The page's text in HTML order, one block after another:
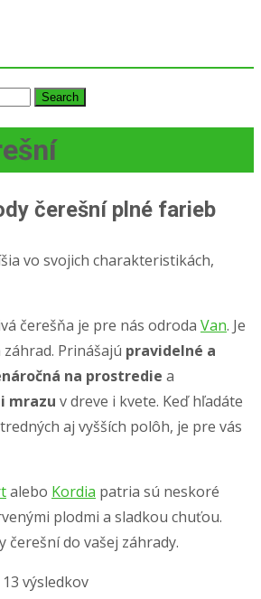
čerešní plné farieb
vo svojich charakteristikách,
čerešňa je pre nás odroda Van. Je
Prinášajú pravidelné a
na prostredie a
mrazu v dreve i kvete. Keď hľadáte
aj vyšších polôh, je pre vás
alebo Kordia patria sú neskoré
plodmi a sladkou chuťou.
čerešní do vašej záhrady.
výsledkov